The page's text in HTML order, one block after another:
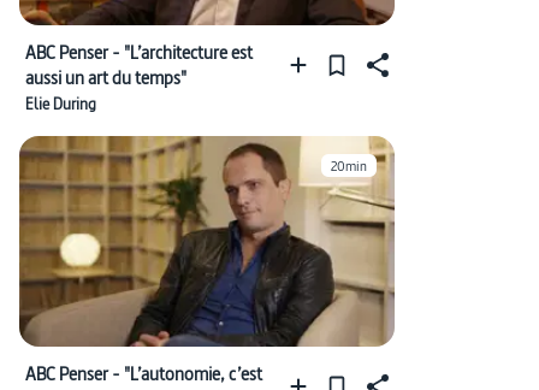
ABC Penser - "L’architecture est
aussi un art du temps"
Elie During
20min
ABC Penser - "L’autonomie, c’est